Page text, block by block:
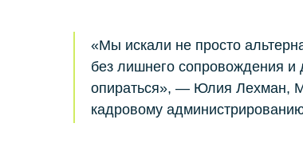
«Мы искали не просто
без лишнего сопровождения и
опираться», — Юлия Лехман,
кадровому